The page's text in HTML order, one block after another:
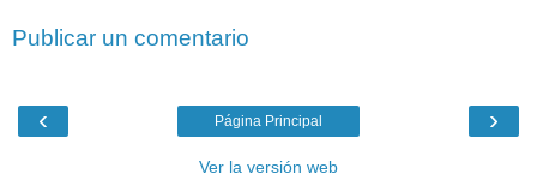
Publicar un comentario
‹ ›
Página Principal
Ver la versión web